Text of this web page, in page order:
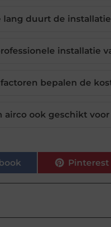
lang duurt de
installatie
bepalen de
airco ook geschikt
Pinterest